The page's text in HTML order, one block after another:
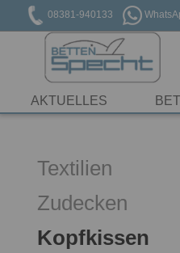
08381-940133
AKTUELLES
Textilien
Zudecken
Kopfkissen